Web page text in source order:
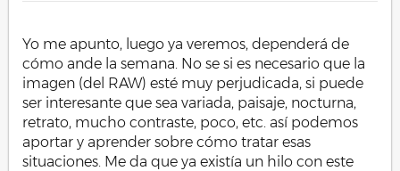
Yo me apunto, luego ya veremos, dependerá de
cómo ande la semana. No se si es necesario que la
imagen (del RAW) esté muy perjudicada, si puede
ser interesante que sea variada, paisaje, nocturna,
retrato, mucho contraste, poco, etc. así podemos
aportar y aprender sobre cómo tratar esas
situaciones. Me da que ya existía un hilo con este